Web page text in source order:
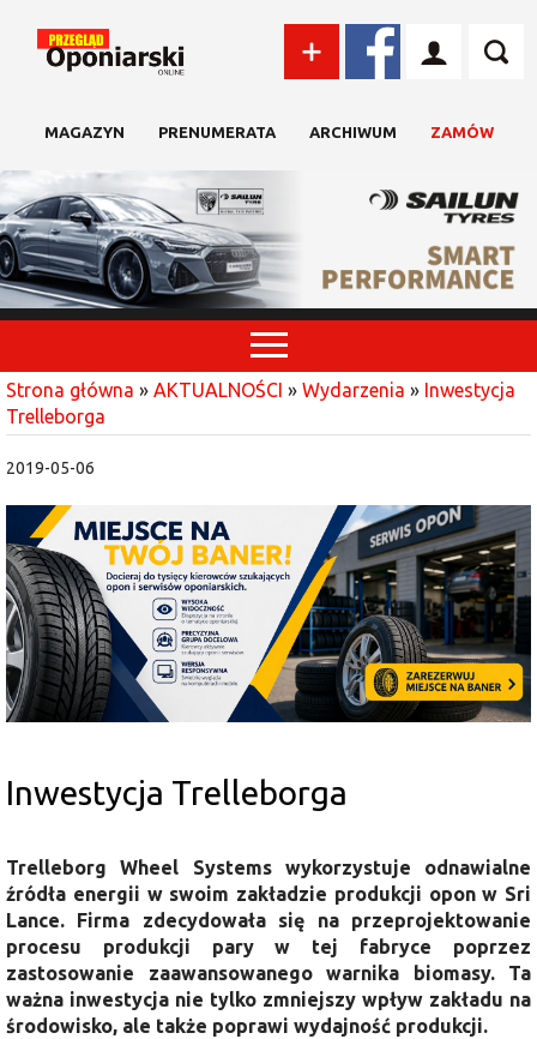
MAGAZYN PRENUMERATA ARCHIWUM ZAMÓW
Strona główna » AKTUALNOŚCI » Wydarzenia » Inwestycja
Trelleborga
2019-05-06
Inwestycja Trelleborga
Trelleborg Wheel Systems wykorzystuje odnawialne
źródła energii w swoim zakładzie produkcji opon w Sri
Lance. Firma
zdecydowała się na przeprojektowanie
procesu produkcji pary w tej fabryce poprzez
zastosowanie zaawansowanego warnika biomasy. Ta
ważna inwestycja nie tylko zmniejszy wpływ zakładu na
środowisko, ale także poprawi wydajność produkcji.